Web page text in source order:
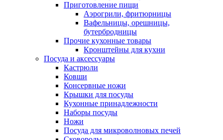
Приготовление пищи
Аэрогрили, фритюрницы
Вафельницы, орешницы,
бутербродницы
Прочие кухонные товары
Кронштейны для кухни
Посуда и аксессуары
Кастрюли
Ковши
Консервные ножи
Крышки для посуды
Кухонные принадлежности
Наборы посуды
Ножи
Посуда для микроволновых печей